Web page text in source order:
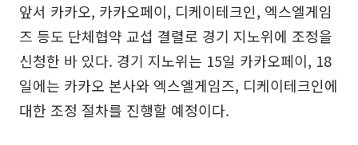
앞서 카카오, 카카오페이, 디케이테크인, 엑스엘게임
즈 등도 단체협약 교섭 결렬로 경기 지노위에 조정을
신청한 바 있다. 경기 지노위는 15일 카카오페이, 18
일에는 카카오 본사와 엑스엘게임즈, 디케이테크인에
대한 조정 절차를 진행할 예정이다.